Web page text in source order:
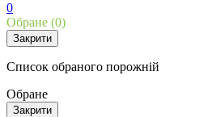
0
Обране (0)
Закрити
Список обраного порожній
Обране
Закрити